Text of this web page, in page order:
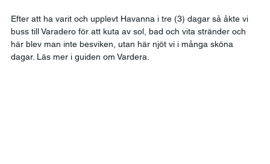
Efter att ha varit och upplevt Havanna i tre (3) dagar så åkte vi
buss till Varadero för att kuta av sol, bad och vita stränder och
här blev man inte besviken, utan här njöt vi i många sköna
dagar. Läs mer i guiden om Vardera.